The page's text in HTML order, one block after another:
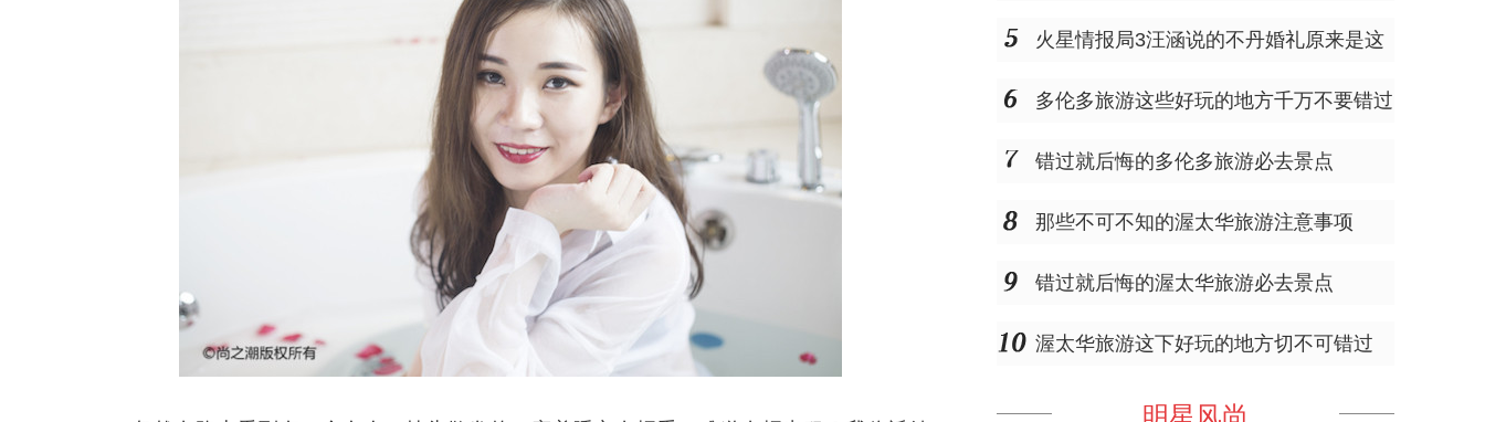
位
火星情报局3汪涵说的不丹婚礼原来是这
样的
多伦多旅游这些好玩的地方千万不要错过
错过就后悔的多伦多旅游必去景点
那些不可不知的渥太华旅游注意事项
错过就后悔的渥太华旅游必去景点
渥太华旅游这下好玩的地方切不可错过
明星风尚